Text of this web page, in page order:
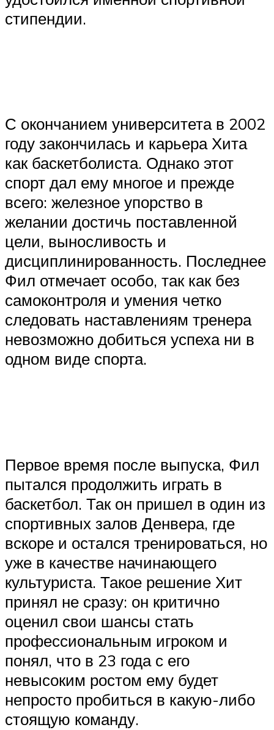
стипендии.​
С окончанием университета в 2002
году закончилась и карьера Хита
как баскетболиста. Однако этот
спорт дал ему многое и прежде
всего: железное упорство в
желании достичь поставленной
цели, выносливость и
дисциплинированность. Последнее
Фил отмечает особо, так как без
самоконтроля и умения четко
следовать наставлениям тренера
невозможно добиться успеха ни в
одном виде спорта.​
Первое время после выпуска, Фил
пытался продолжить играть в
баскетбол. Так он пришел в один из
спортивных залов Денвера, где
вскоре и остался тренироваться, но
уже в качестве начинающего
культуриста. Такое решение Хит
принял не сразу: он критично
оценил свои шансы стать
профессиональным игроком и
понял, что в 23 года с его
невысоким ростом ему будет
непросто пробиться в какую-либо
стоящую команду.​